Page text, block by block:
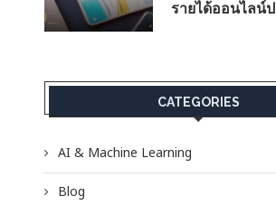
รายได้ออนไลน์ป
CATEGORIES
AI & Machine Learning
Blog